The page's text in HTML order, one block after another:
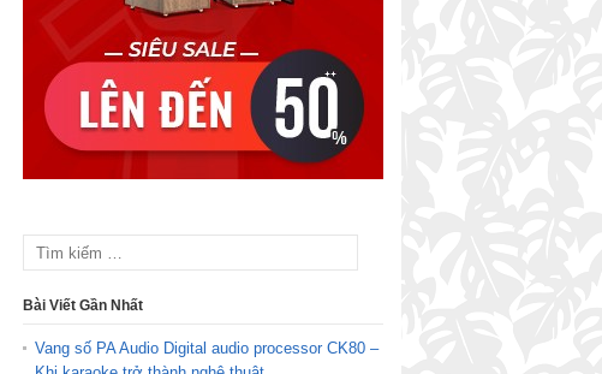
Bài Viết Gần Nhất
Vang số PA Audio Digital audio processor CK80 –